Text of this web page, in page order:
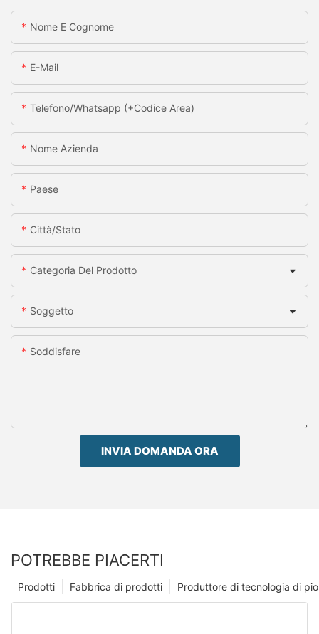
Nome E Cognome
E-Mail
Telefono/whatsapp (+codice Area)
Nome Azienda
Paese
Città/stato
Categoria Del Prodotto
Soggetto
Soddisfare
INVIA DOMANDA ORA
POTREBBE PIACERTI
Produttore di tecnologia di
Fabbrica di prodotti
Prodotti